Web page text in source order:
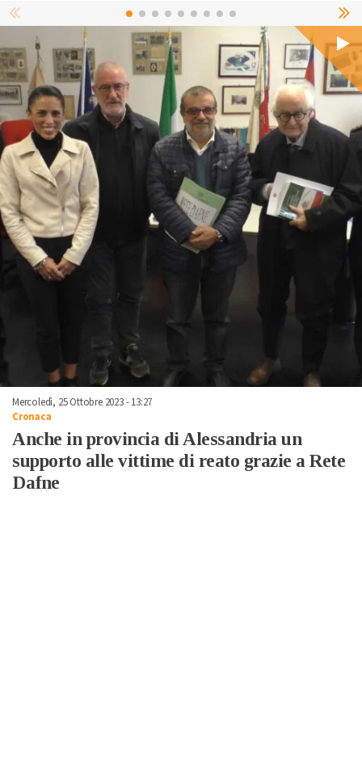
Mercoledì, 25 Ottobre 2023 - 13:27
Cronaca
Anche in provincia di Alessandria un
supporto alle vittime di reato grazie a Rete
Dafne